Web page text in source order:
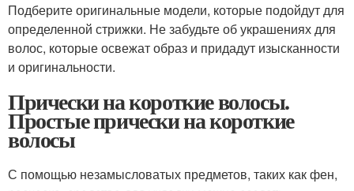
Подберите оригинальные модели, которые подойдут для
определенной стрижки. Не забудьте об украшениях для
волос, которые освежат образ и придадут изысканности
и оригинальности.
Прически на короткие волосы.
Простые прически на короткие
волосы
С помощью незамысловатых предметов, таких как фен,